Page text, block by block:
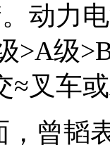
动力
>A级
≈叉车
，曾韬